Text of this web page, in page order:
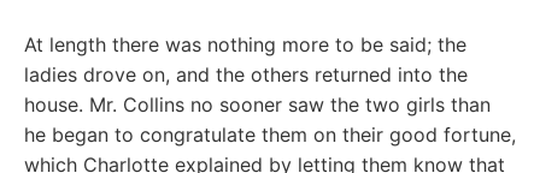
At length there was nothing more to be said; the
ladies drove on, and the others returned into the
house. Mr. Collins no sooner saw the two girls than
he began to congratulate them on their good fortune,
which Charlotte explained by letting them know that